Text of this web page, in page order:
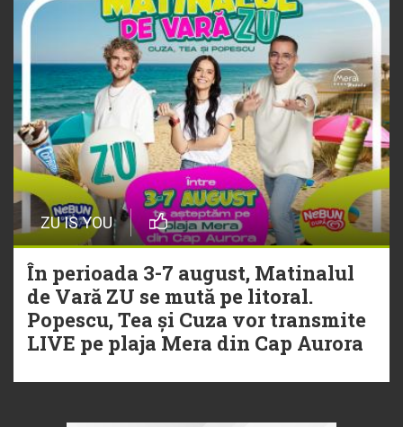
ZU IS YOU
În perioada 3-7 august, Matinalul
de Vară ZU se mută pe litoral.
Popescu, Tea și Cuza vor transmite
LIVE pe plaja Mera din Cap Aurora